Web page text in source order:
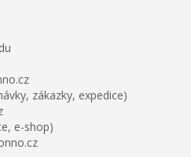
zákazky, expedice)
e-shop)